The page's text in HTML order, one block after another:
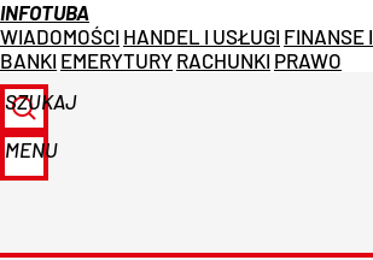
INFOTUBA
WIADOMOŚCI HANDEL I USŁUGI FINANSE I
BANKI EMERYTURY RACHUNKI PRAWO
SZUKAJ
MENU